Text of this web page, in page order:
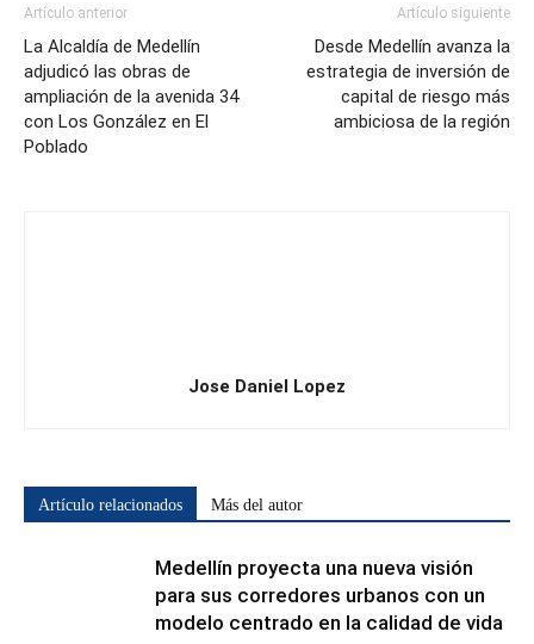
Artículo anterior
La Alcaldía de Medellín
adjudicó las obras de
ampliación de la avenida 34
con Los González en El
Poblado
Artículo siguiente
Desde Medellín avanza la
estrategia de inversión de
capital de riesgo más
ambiciosa de la región
Jose Daniel Lopez
Artículo relacionados Más del autor
Medellín proyecta una nueva visión
para sus corredores urbanos con un
modelo centrado en la calidad de vida